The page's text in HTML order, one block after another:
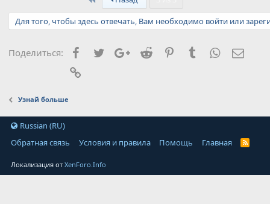
Для того, чтобы здесь отвечать, Вам необходимо войти или
Поделиться: Facebook
TwitterGoogle+
Reddit PinterestTumblrWhatsApp
Узнай больше
Russian (RU)
Обратная связь
Условия и правила Помощь Главная
Локализация отXenForo.Info